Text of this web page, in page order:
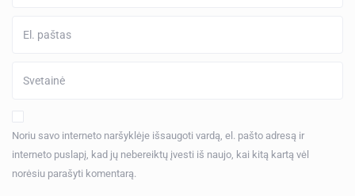
Noriu savo interneto naršyklėje išsaugoti vardą, el. pašto adresą ir
interneto puslapį, kad jų nebereiktų įvesti iš naujo, kai kitą kartą vėl
norėsiu parašyti komentarą.